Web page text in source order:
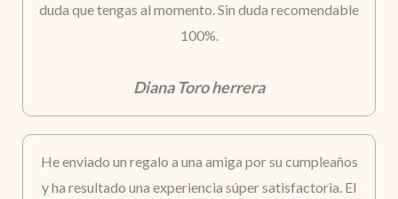
duda que tengas al momento. Sin duda recomendable
100%.
Diana Toro herrera
He enviado un regalo a una amiga por su cumpleaños
y ha resultado una experiencia súper satisfactoria. El